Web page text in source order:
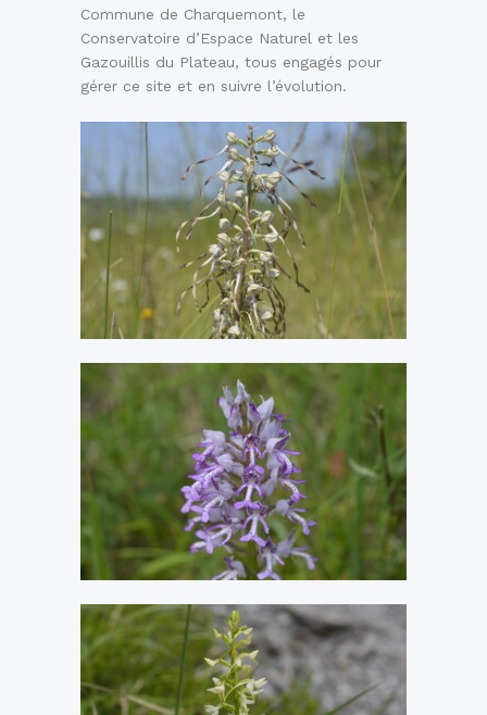
Commune de Charquemont, le
Conservatoire d’Espace Naturel et les
Gazouillis du Plateau, tous engagés pour
gérer ce site et en suivre l’évolution.